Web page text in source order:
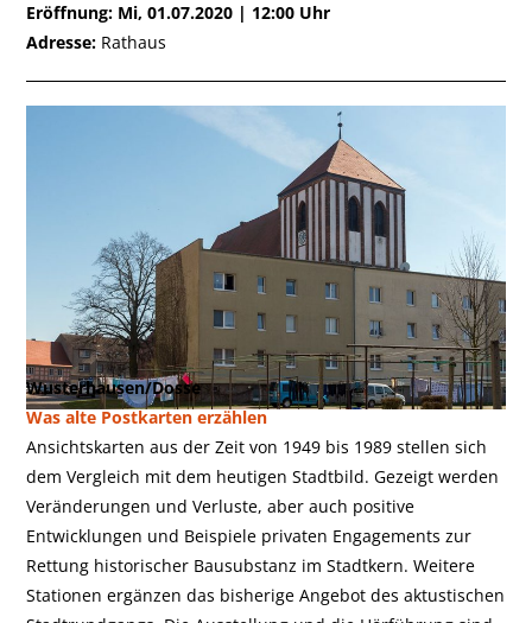
Eröffnung: Mi, 01.07.2020 | 12:00 Uhr
Adresse: Rathaus
Wusterhausen/Dosse
Was alte Postkarten erzählen
Ansichtskarten aus der Zeit von 1949 bis 1989 stellen sich
dem Vergleich mit dem heutigen Stadtbild. Gezeigt werden
Veränderungen und Verluste, aber auch positive
Entwicklungen und Beispiele privaten Engagements zur
Rettung historischer Bausubstanz im Stadtkern. Weitere
Stationen ergänzen das bisherige Angebot des aktustischen